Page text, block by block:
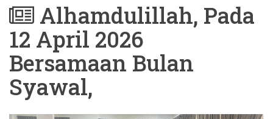
Alhamdulillah, Pada
12 April 2026
Bersamaan Bulan
Syawal,